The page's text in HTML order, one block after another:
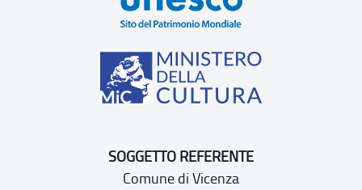
SOGGETTO REFERENTE
Comune di Vicenza